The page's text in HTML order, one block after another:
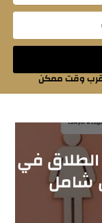
وقت ممكن
الطلاق في
شامل